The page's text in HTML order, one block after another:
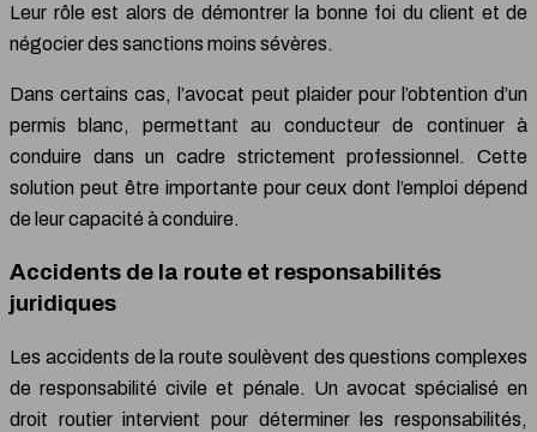
Leur rôle est alors de démontrer la bonne foi du client et de
négocier des sanctions moins sévères.
Dans certains cas, l’avocat peut plaider pour l’obtention d’un
permis blanc, permettant au conducteur de continuer à
conduire dans un cadre strictement professionnel. Cette
solution peut être importante pour ceux dont l’emploi dépend
de leur capacité à conduire.
Accidents de la route et responsabilités
juridiques
Les accidents de la route soulèvent des questions complexes
de responsabilité civile et pénale. Un avocat spécialisé en
droit routier intervient pour déterminer les responsabilités,